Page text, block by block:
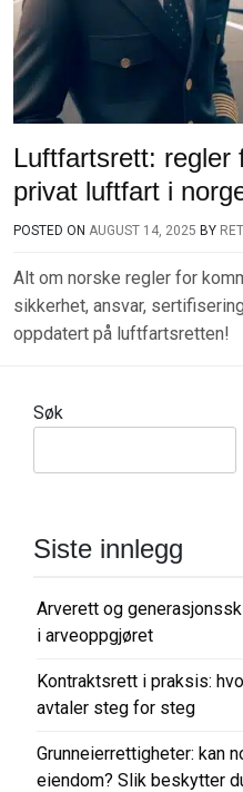
Luftfartsrett: regler
privat luftfart i
POSTED ON AUGUST 14, 2025 BY
Alt om norske regler for
sikkerhet, ansvar,
oppdatert på luftfartsretten!
Søk
Siste innlegg
Arverett og
i arveoppgjøret
Kontraktsrett i praksis:
avtaler steg for steg
Grunneierrettigheter: kan
eiendom? Slik beskytter